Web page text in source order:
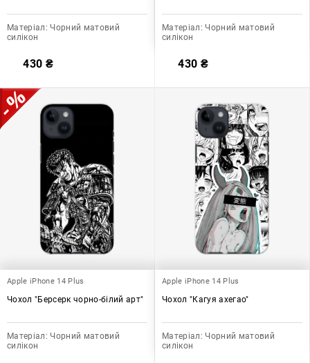
Матеріал: Чорний матовий
силікон
430 ₴
Матеріал: Чорний матовий
силікон
430 ₴
Apple iPhone 14 Plus
Чохол "Берсерк чорно-білий арт"
Матеріал: Чорний матовий
силікон
Apple iPhone 14 Plus
Чохол "Кагуя ахегао"
Матеріал: Чорний матовий
силікон